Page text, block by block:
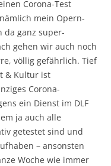
Corona-Test
mein Opern-
da ganz super-
gehen wir auch noch
völlig gefährlich. Tief
& Kultur ist
Corona-
ein Dienst im DLF
ja auch alle
getestet sind und
– ansonsten
Woche wie immer